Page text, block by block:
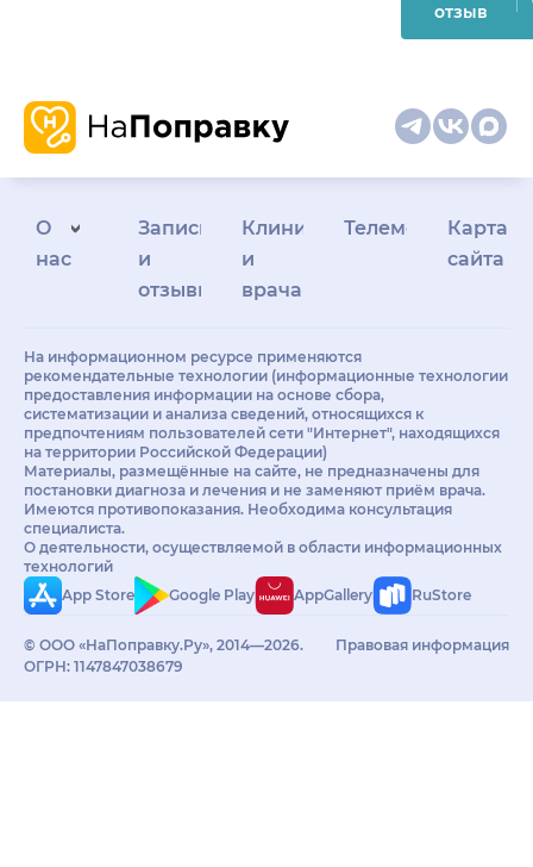
отзыв
О
нас
Запись
и
отзывы
Клиникам
и
врачам
Телемедицина
Карта
сайта
На информационном ресурсе применяются
рекомендательные технологии (информационные технологии
предоставления информации на основе сбора,
систематизации и анализа сведений, относящихся к
предпочтениям пользователей сети "Интернет", находящихся
на территории Российской Федерации)
Материалы, размещённые на сайте, не предназначены для
постановки диагноза и лечения и не заменяют приём врача.
Имеются противопоказания. Необходима консультация
специалиста.
О деятельности, осуществляемой в области информационных
технологий
App Store
Google Play AppGallery RuStore
© ООО «НаПоправку.Ру», 2014—2026.
ОГРН: 1147847038679
Правовая информация